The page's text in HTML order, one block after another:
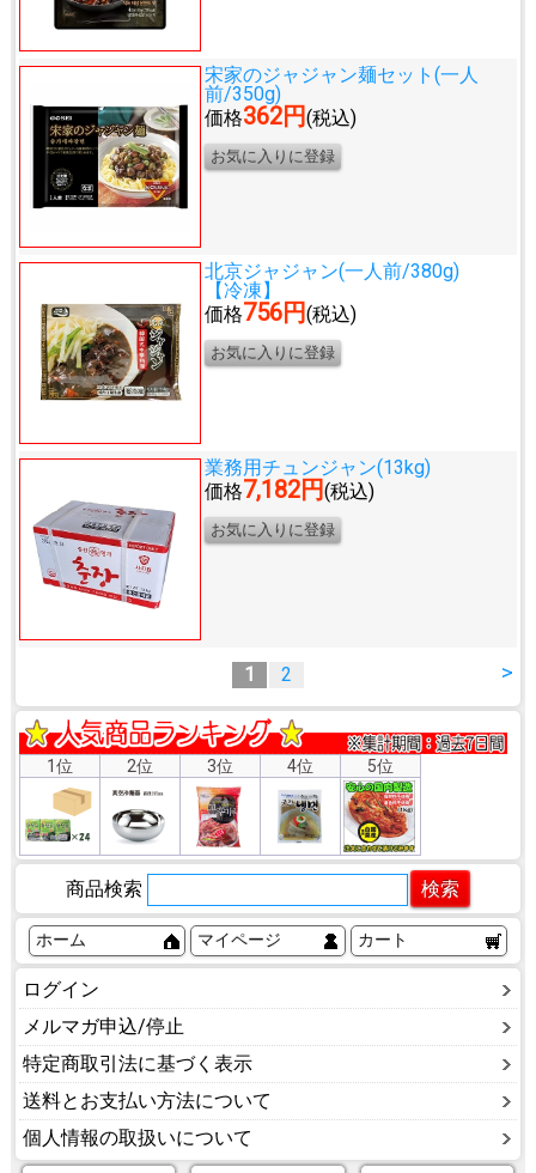
宋家のジャジャン麺セット(一人
前/350g)
価格362円(税込)
北京ジャジャン(一人前/380g)
【冷凍】
価格756円(税込)
業務用チュンジャン(13kg)
価格7,182円(税込)
>
1 2
1位 2位 3位 4位 5位
商品検索
ホーム マイページ カート
ログイン
メルマガ申込/停止
特定商取引法に基づく表示
送料とお支払い方法について
個人情報の取扱いについて